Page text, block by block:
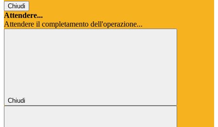
Chiudi
Attendere...
Attendere il completamento dell'operazione...
Chiudi